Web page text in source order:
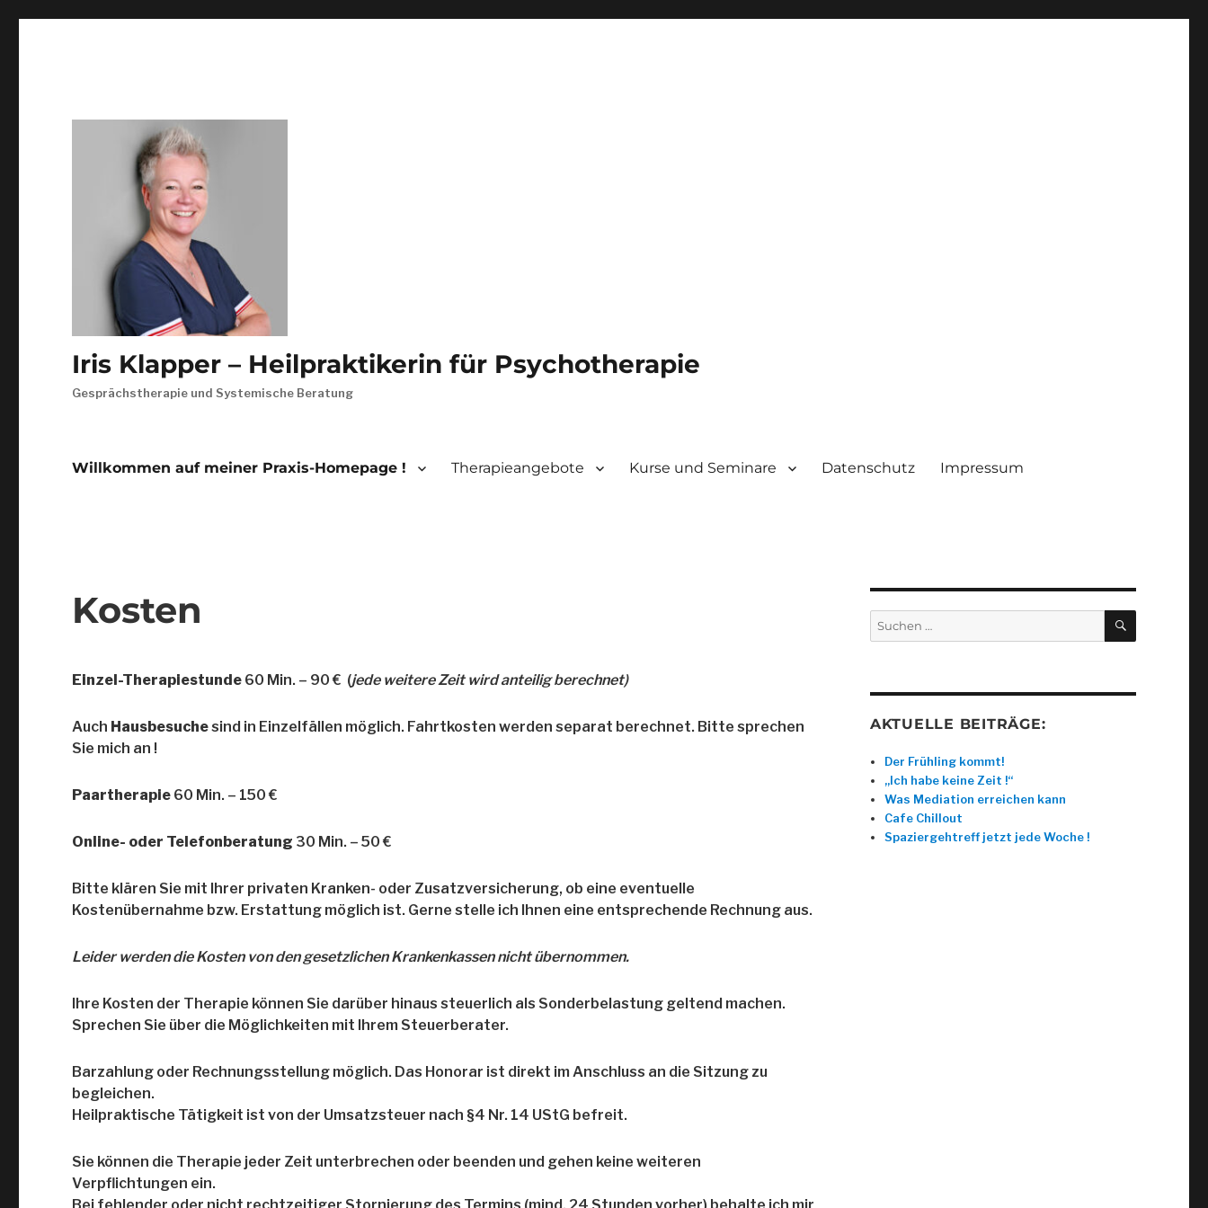
Iris Klapper – Heilpraktikerin für Psychotherapie
Gesprächstherapie und Systemische Beratung
Willkommen auf meiner Praxis-Homepage ! Therapieangebote Kurse und Seminare Datenschutz Impressum
Kosten
Einzel-Therapiestunde 60 Min. – 90 € (jede weitere Zeit wird anteilig berechnet)
Auch Hausbesuchesind in Einzelfällen möglich. Fahrtkosten werden separat berechnet. Bitte sprechen
Sie mich an !
Paartherapie 60 Min. – 150 €
Online- oder Telefonberatung 30 Min. – 50 €
Bitte klären Sie mit Ihrer privaten Kranken- oder Zusatzversicherung, ob eine eventuelle
Kostenübernahme bzw. Erstattung möglich ist. Gerne stelle ich Ihnen eine entsprechende Rechnung aus.
Leider werden die Kosten von den gesetzlichen Krankenkassen nicht übernommen.
Ihre Kosten der Therapie können Sie darüber hinaus steuerlich als Sonderbelastung geltend machen.
Sprechen Sie über die Möglichkeiten mit Ihrem Steuerberater.
Barzahlung oder Rechnungsstellung möglich. Das Honorar ist direkt im Anschluss an die Sitzung zu
begleichen.
Heilpraktische Tätigkeit ist von der Umsatzsteuer nach §4 Nr. 14 UStG befreit.
Sie können die Therapie jeder Zeit unterbrechen oder beenden und gehen keine weiteren
Verpflichtungen ein.
Suche
SUCHEN
AKTUELLE BEITRÄGE:
Der Frühling kommt!
„Ich habe keine Zeit !“
Was Mediation erreichen kann
Cafe Chillout
Spaziergehtreff jetzt jede Woche !